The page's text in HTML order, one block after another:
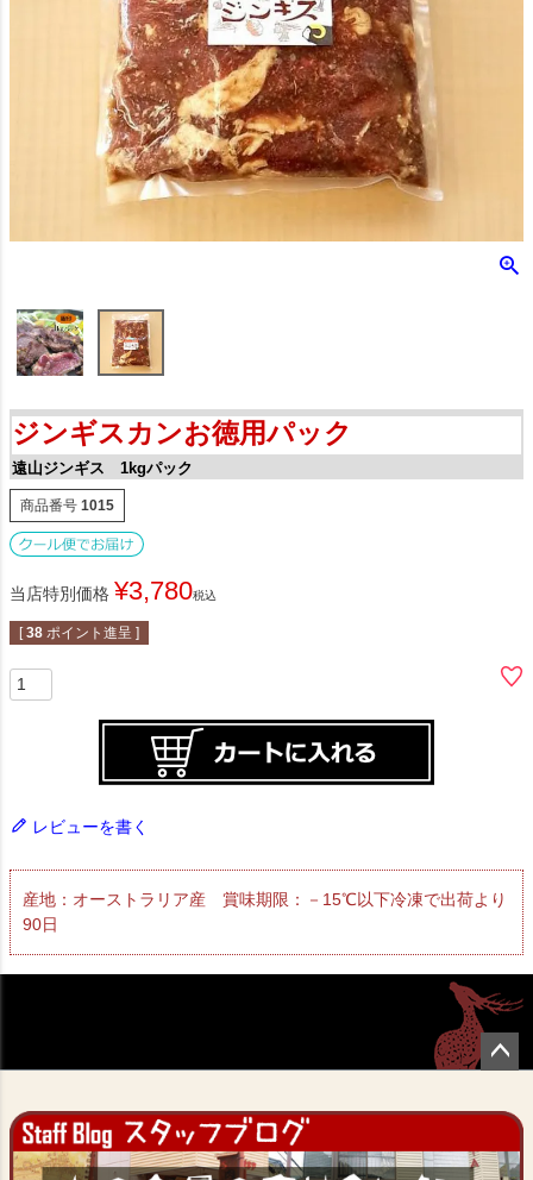
ジンギスカンお徳用パック
遠山ジンギス 1kgパック
商品番号 1015
当店特別価格 ¥3,780税込
[ 38 ポイント進呈 ]
レビューを書く
産地：オーストラリア産 賞味期限：－15℃以下冷凍で出荷より
90日
ジト
へ